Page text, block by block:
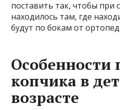
поставить так, чтобы при
находилось там, где
будут по бокам от
Особенности
копчика в
возрасте